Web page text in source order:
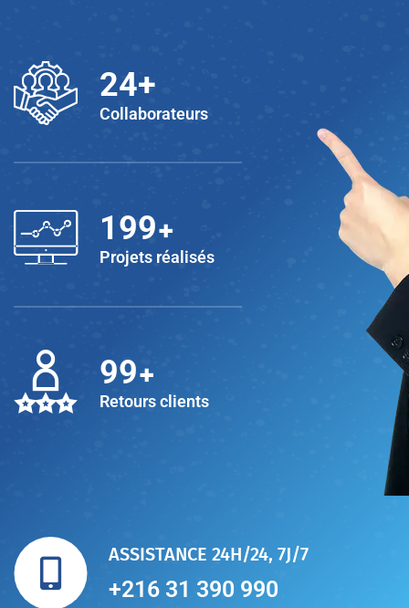
25+
Collaborateurs
200+
Projets réalisés
100
Retours clients
ASSISTANCE 24H/24, 7J/7
+216 31 390 990